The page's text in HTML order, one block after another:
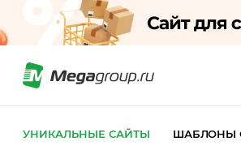
УНИКАЛЬНЫЕ САЙТЫ ШАБЛОНЫ